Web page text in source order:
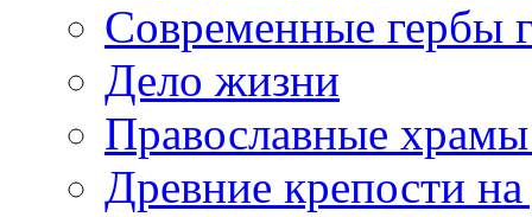
Современные гербы
Дело жизни
Православные
Древние крепости